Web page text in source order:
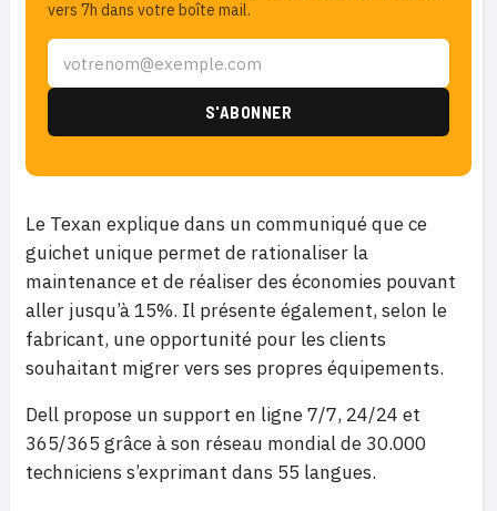
vers 7h dans votre boîte mail.
Le Texan explique dans un communiqué que ce
guichet unique permet de rationaliser la
maintenance et de réaliser des économies pouvant
aller jusqu’à 15%. Il présente également, selon le
fabricant, une opportunité pour les clients
souhaitant migrer vers ses propres équipements.
Dell propose un support en ligne 7/7, 24/24 et
365/365 grâce à son réseau mondial de 30.000
techniciens s’exprimant dans 55 langues.